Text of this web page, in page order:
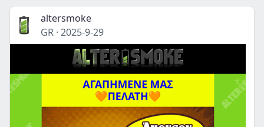
altersmoke
GR · 2025-9-29